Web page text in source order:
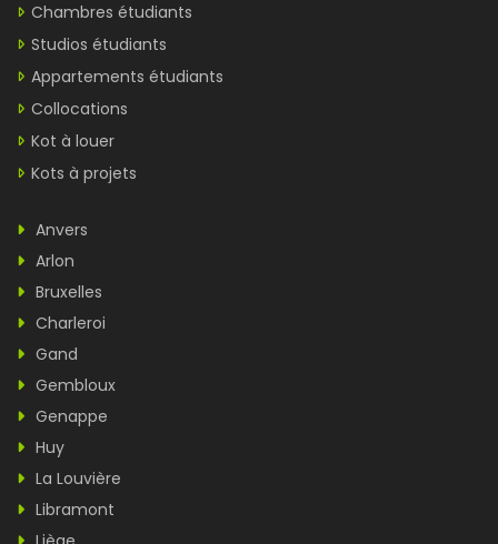
Chambres étudiants
Studios étudiants
Appartements étudiants
Collocations
Kot à louer
Kots à projets
Anvers
Arlon
Bruxelles
Charleroi
Gand
Gembloux
Genappe
Huy
La Louvière
Libramont